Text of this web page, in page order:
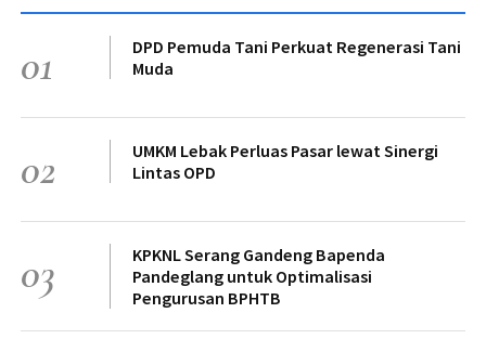
01
DPD Pemuda Tani Perkuat Regenerasi Tani
Muda
02
UMKM Lebak Perluas Pasar lewat Sinergi
Lintas OPD
03
KPKNL Serang Gandeng Bapenda
Pandeglang untuk Optimalisasi
Pengurusan BPHTB